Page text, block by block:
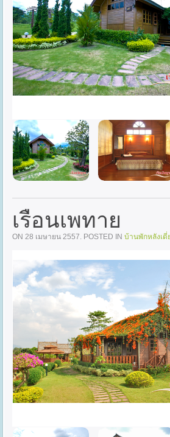
เรือนเพทาย
ON 28 เมษายน 2557. POSTED IN บ้านพักหลังเดี่